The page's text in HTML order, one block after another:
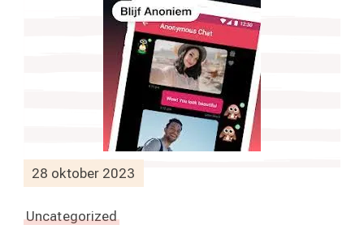
28 oktober 2023
Uncategorized